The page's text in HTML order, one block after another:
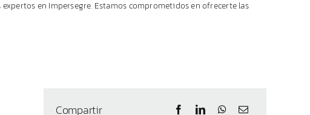
en Impersegre. Estamos comprometidos en ofrecerte las
Compartir